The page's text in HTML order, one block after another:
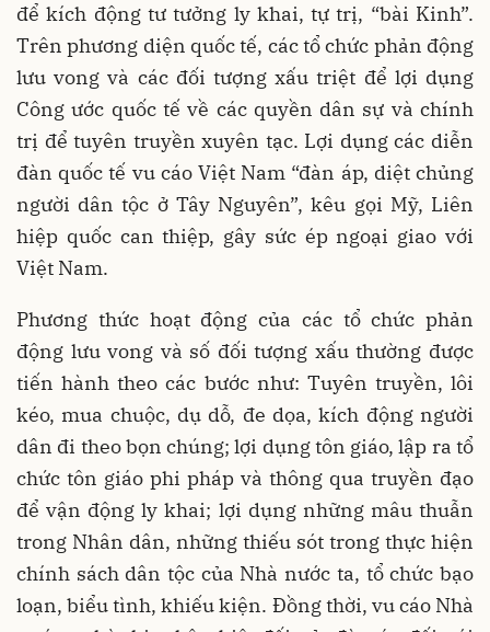
để kích động tư tưởng ly khai, tự trị, “bài Kinh”.
Trên phương diện quốc tế, các tổ chức phản động
lưu vong và các đối tượng xấu triệt để lợi dụng
Công ước quốc tế về các quyền dân sự và chính
trị để tuyên truyền xuyên tạc. Lợi dụng các diễn
đàn quốc tế vu cáo Việt Nam “đàn áp, diệt chủng
người dân tộc ở Tây Nguyên”, kêu gọi Mỹ, Liên
hiệp quốc can thiệp, gây sức ép ngoại giao với
Việt Nam.
Phương thức hoạt động của các tổ chức phản
động lưu vong và số đối tượng xấu thường được
tiến hành theo các bước như: Tuyên truyền, lôi
kéo, mua chuộc, dụ dỗ, đe dọa, kích động người
dân đi theo bọn chúng; lợi dụng tôn giáo, lập ra tổ
chức tôn giáo phi pháp và thông qua truyền đạo
để vận động ly khai; lợi dụng những mâu thuẫn
trong Nhân dân, những thiếu sót trong thực hiện
chính sách dân tộc của Nhà nước ta, tổ chức bạo
loạn, biểu tình, khiếu kiện. Đồng thời, vu cáo Nhà